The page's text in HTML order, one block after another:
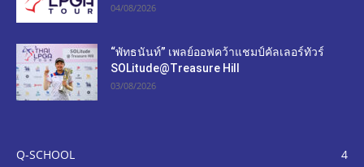
04/08/2026
“พัทธนันท์” เพลย์ออฟคว้าแชมป์คัลเลอร์ทัวร์
SOLitude@Treasure Hill
03/08/2026
Q-SCHOOL
4